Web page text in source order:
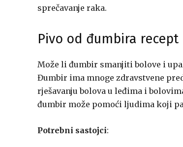
sprečavanje raka.
Pivo od đumbira recept
Može li đumbir smanjiti bolove i
Đumbir ima mnoge zdravstvene
rješavanju bolova u leđima i
đumbir može pomoći ljudima koji
Potrebni sastojci: